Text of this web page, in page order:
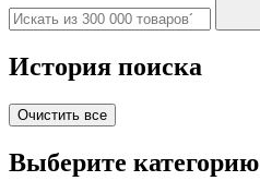
История поиска
Очистить все
Выберите категорию